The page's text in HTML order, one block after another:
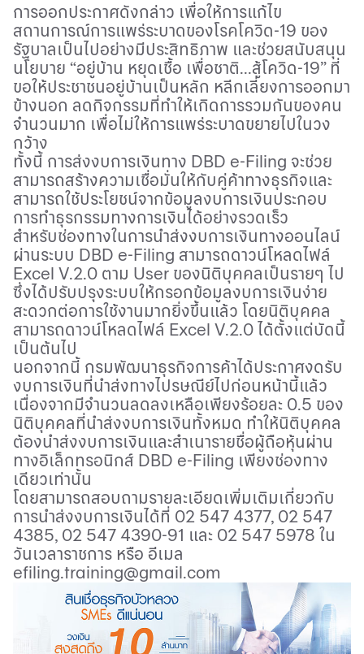
การออกประกาศดังกล่าว เพื่อให้การแก้ไข
สถานการณ์การแพร่ระบาดของโรคโควิด-19 ของ
รัฐบาลเป็นไปอย่างมีประสิทธิภาพ และช่วยสนับสนุน
นโยบาย “อยู่บ้าน หยุดเชื้อ เพื่อชาติ...สู้โควิด-19” ที่
ขอให้ประชาชนอยู่บ้านเป็นหลัก หลีกเลี่ยงการออกมา
ข้างนอก ลดกิจกรรมที่ทำให้เกิดการรวมกันของคน
จำนวนมาก เพื่อไม่ให้การแพร่ระบาดขยายไปในวง
กว้าง
ทั้งนี้ การส่งงบการเงินทาง DBD e-Filing จะช่วย
สามารถสร้างความเชื่อมั่นให้กับคู่ค้าทางธุรกิจและ
สามารถใช้ประโยชน์จากข้อมูลงบการเงินประกอบ
การทำธุรกรรมทางการเงินได้อย่างรวดเร็ว
สำหรับช่องทางในการนำส่งงบการเงินทางออนไลน์
ผ่านระบบ DBD e-Filing สามารถดาวน์โหลดไฟล์
Excel V.2.0 ตาม User ของนิติบุคคลเป็นรายๆ ไป
ซึ่งได้ปรับปรุงระบบให้กรอกข้อมูลงบการเงินง่าย
สะดวกต่อการใช้งานมากยิ่งขึ้นแล้ว โดยนิติบุคคล
สามารถดาวน์โหลดไฟล์ Excel V.2.0 ได้ตั้งแต่บัดนี้
เป็นต้นไป
นอกจากนี้ กรมพัฒนาธุรกิจการค้าได้ประกาศงดรับ
งบการเงินที่นำส่งทางไปรษณีย์ไปก่อนหน้านี้แล้ว
เนื่องจากมีจำนวนลดลงเหลือเพียงร้อยละ 0.5 ของ
นิติบุคคลที่นำส่งงบการเงินทั้งหมด ทำให้นิติบุคคล
ต้องนำส่งงบการเงินและสำเนารายชื่อผู้ถือหุ้นผ่าน
ทางอิเล็กทรอนิกส์ DBD e-Filing เพียงช่องทาง
เดียวเท่านั้น
โดยสามารถสอบถามรายละเอียดเพิ่มเติมเกี่ยวกับ
การนำส่งงบการเงินได้ที่ 02 547 4377, 02 547
4385, 02 547 4390-91 และ 02 547 5978 ใน
วันเวลาราชการ หรือ อีเมล
efiling.training@gmail.com